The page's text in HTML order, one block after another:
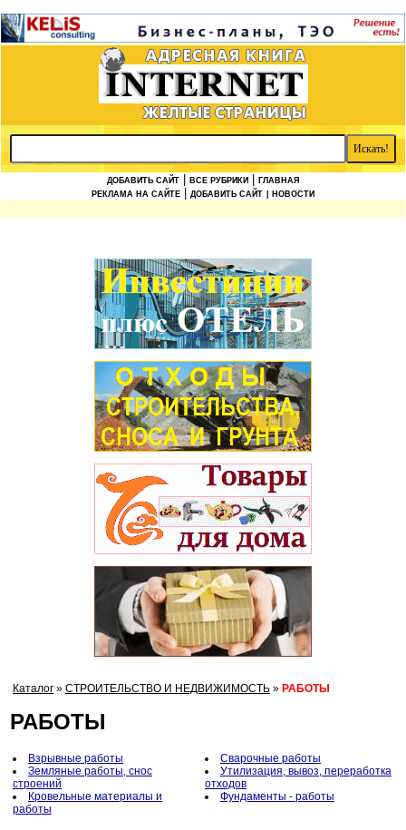
ДОБАВИТЬ САЙТ ВСЕ РУБРИКИ
ГЛАВНАЯ
РЕКЛАМА НА САЙТЕ
ДОБАВИТЬ САЙТ | НОВОСТИ
Каталог » СТРОИТЕЛЬСТВО И НЕДВИЖИМОСТЬ » РАБОТЫ
РАБОТЫ
Взрывные работы
Земляные работы, снос
строений
Кровельные материалы и
работы
Сварочные работы
Утилизация, вывоз, переработка
отходов
Фундаменты - работы